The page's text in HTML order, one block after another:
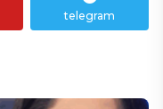
telegram